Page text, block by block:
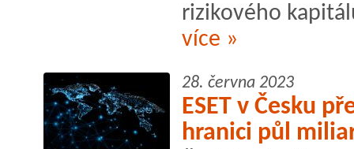
rizikového
více »
28. června 2023
ESET v Česku
hranici půl